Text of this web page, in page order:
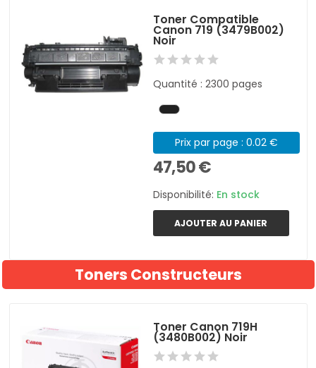
Toner Compatible
Canon 719 (3479B002)
Noir
Quantité : 2300 pages
Prix par page : 0.02 €
47,50 €
Disponibilité: En stock
AJOUTER AU PANIER
Toners Constructeurs
Toner Canon 719H
(3480B002) Noir